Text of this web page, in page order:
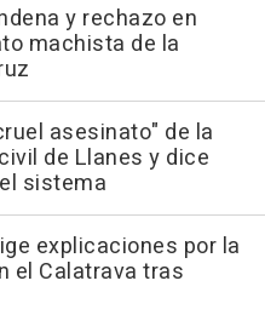
y rechazo en
machista de la
asesinato" de la
de Llanes y dice
sistema
explicaciones por la
el Calatrava tras